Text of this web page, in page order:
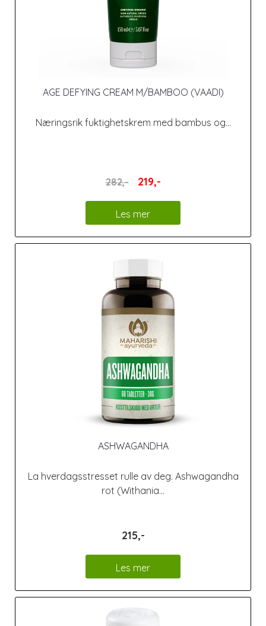
AGE DEFYING CREAM M/BAMBOO (VAADI)
Næringsrik fuktighetskrem med bambus og...
282,- 219,-
Les mer
ASHWAGANDHA
La hverdagsstresset rulle av deg. Ashwagandha
rot (Withania...
215,-
Les mer